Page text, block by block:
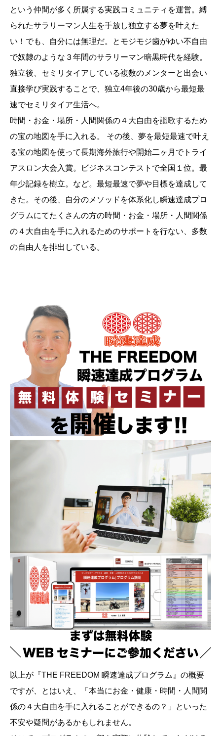
という仲間が多く所属する実践コミュニティを運営。縛
られたサラリーマン人生を手放し独立する夢を叶えた
い！でも、自分には無理だ。とモジモジ歯がゆい不自由
で奴隷のような３年間のサラリーマン暗黒時代を経験。
独立後、セミリタイアしている複数のメンターと出会い
直接学び実践することで、独立4年後の30歳から最短最
速でセミリタイア生活へ。
時間・お金・場所・人間関係の４大自由を謳歌するため
の宝の地図を手に入れる。 その後、夢を最短最速で叶え
る宝の地図を使って長期海外旅行や開始二ヶ月でトライ
アスロン大会入賞。ビジネスコンテストで全国１位。最
年少記録を樹立。など。最短最速で夢や目標を達成して
きた。その後、自分のメソッドを体系化し瞬速達成プロ
グラムにてたくさんの方の時間・お金・場所・人間関係
の４大自由を手に入れるためのサポートを行ない、多数
の自由人を排出している。
以上が『THE FREEDOM 瞬速達成プログラム』の概要
ですが、とはいえ、「本当にお金・健康・時間・人間関
係の４大自由を手に入れることができるの？」といった
不安や疑問があるかもしれません。